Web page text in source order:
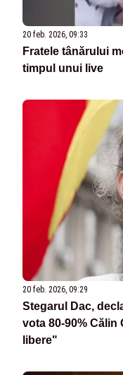
20 feb. 2026, 09:33
Fratele tânărului
timpul unui live
20 feb. 2026, 09:29
Stegarul Dac,
vota 80-90% Călin
libere"